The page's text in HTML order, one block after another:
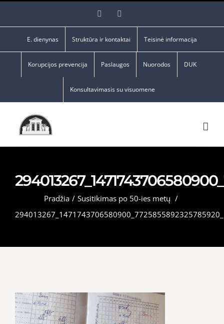
Facebook
E. dienynas Struktūra ir kontaktai Teisinė informacija
Korupcijos prevencija Paslaugos Nuorodos DUK
Konsultavimasis su visuomene
Pradžia / Susitikimas po 50-ies metų /